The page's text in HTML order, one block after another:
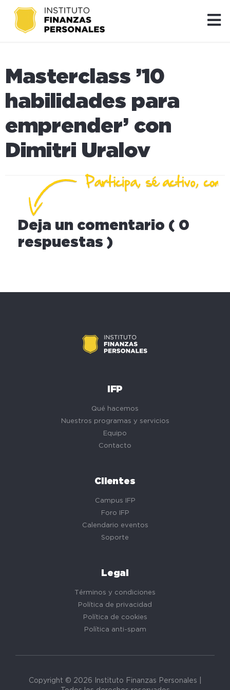
Masterclass ’10
habilidades para
emprender’ con
Dimitri Uralov
Deja un comentario ( 0
respuestas )
IFP
Qué hacemos
Nuestros programas y servicios
Equipo
Contacto
Clientes
Campus IFP
Foro IFP
Calendario eventos
Soporte
Legal
Términos y condiciones
Política de privacidad
Política de cookies
Política anti-spam
Copyright © 2026 Instituto Finanzas Personales |